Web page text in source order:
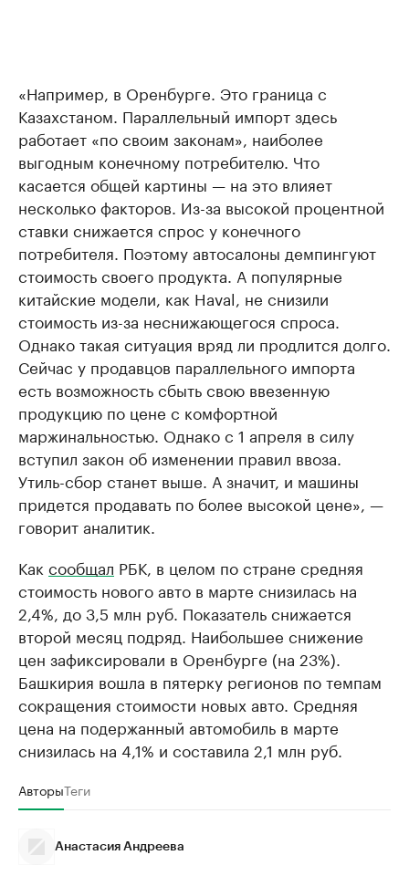
«Например, в Оренбурге. Это граница с
Казахстаном. Параллельный импорт здесь
работает «по своим законам», наиболее
выгодным конечному потребителю. Что
касается общей картины — на это влияет
несколько факторов. Из-за высокой процентной
ставки снижается спрос у конечного
потребителя. Поэтому автосалоны демпингуют
стоимость своего продукта. А популярные
китайские модели, как Haval, не снизили
стоимость из-за неснижающегося спроса.
Однако такая ситуация вряд ли продлится долго.
Сейчас у продавцов параллельного импорта
есть возможность сбыть свою ввезенную
продукцию по цене с комфортной
маржинальностью. Однако с 1 апреля в силу
вступил закон об изменении правил ввоза.
Утиль-сбор станет выше. А значит, и машины
придется продавать по более высокой цене», —
говорит аналитик.
Как сообщал РБК, в целом по стране средняя
стоимость нового авто в марте снизилась на
2,4%, до 3,5 млн руб. Показатель снижается
второй месяц подряд. Наибольшее снижение
цен зафиксировали в Оренбурге (на 23%).
Башкирия вошла в пятерку регионов по темпам
сокращения стоимости новых авто. Средняя
цена на подержанный автомобиль в марте
снизилась на 4,1% и составила 2,1 млн руб.
АвторыТеги
Анастасия Андреева